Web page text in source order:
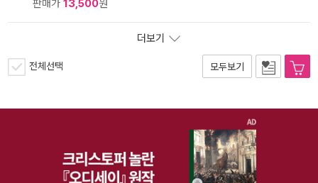
판매가 13,500원
더보기
전체선택 모두보기